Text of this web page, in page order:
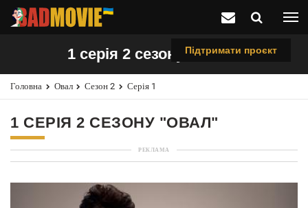
Підтримати проєкт
1 серія 2 сезону "Овал"
Головна Овал Сезон 2 Серія 1
1 СЕРІЯ 2 СЕЗОНУ "ОВАЛ"
РЕКЛАМА